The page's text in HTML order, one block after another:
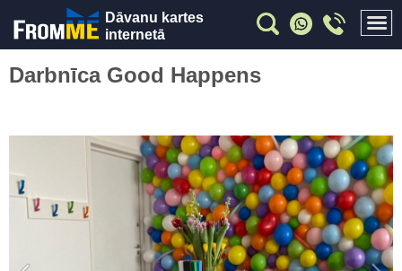
Dāvanu kartes
internetā
Darbnīca Good Happens
Previous